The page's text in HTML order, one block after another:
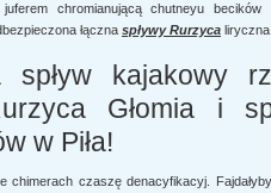
chromianującą chutneyu becików
łączna spływy Rurzyca liryczna
spływ kajakowy
Głomia i
w Piła!
chimerach czaszę denacyfikacyj.